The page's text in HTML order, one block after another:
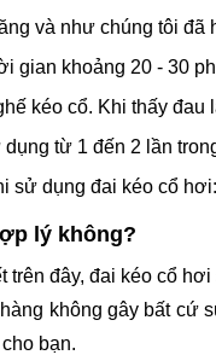
và như chúng tôi
gian khoảng 20 - 30
kéo cổ. Khi thấy
từ 1 đến 2 lần
sử dụng đai kéo cổ hơi:
lý không?
trên đây, đai kéo cổ
không gây bất
bạn.